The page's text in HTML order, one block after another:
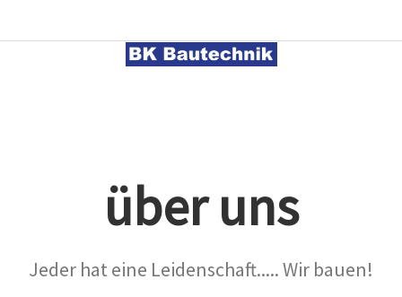
über uns
Jeder hat eine Leidenschaft..... Wir bauen!